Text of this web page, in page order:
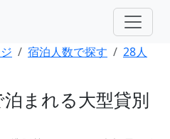
宿泊人数で探す
28人
まれる大型貸別